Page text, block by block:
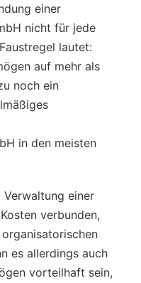
einer
nicht für jede
lautet:
auf mehr als
noch ein
in den meisten
Verwaltung einer
verbunden,
es allerdings auch
vorteilhaft sein,